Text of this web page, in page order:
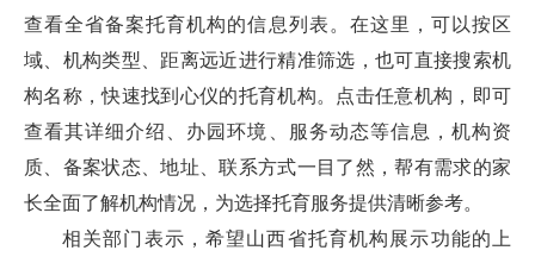
查看全省备案托育机构的信息列表。在这里，可以按区
域、机构类型、距离远近进行精准筛选，也可直接搜索机
构名称，快速找到心仪的托育机构。点击任意机构，即可
查看其详细介绍、办园环境、服务动态等信息，机构资
质、备案状态、地址、联系方式一目了然，帮有需求的家
长全面了解机构情况，为选择托育服务提供清晰参考。
相关部门表示，希望山西省托育机构展示功能的上